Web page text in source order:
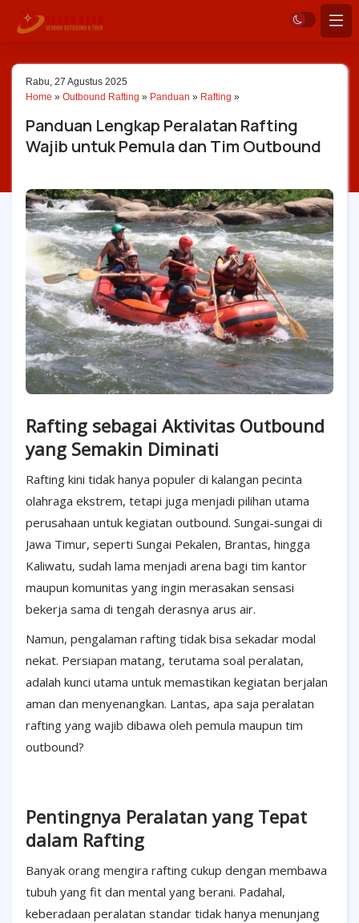
Rabu, 27 Agustus 2025
Home » Outbound Rafting » Panduan » Rafting »
Panduan Lengkap Peralatan Rafting
Wajib untuk Pemula dan Tim Outbound
Rafting sebagai Aktivitas Outbound
yang Semakin Diminati
Rafting kini tidak hanya populer di kalangan pecinta
olahraga ekstrem, tetapi juga menjadi pilihan utama
perusahaan untuk kegiatan outbound. Sungai-sungai di
Jawa Timur, seperti Sungai Pekalen, Brantas, hingga
Kaliwatu, sudah lama menjadi arena bagi tim kantor
maupun komunitas yang ingin merasakan sensasi
bekerja sama di tengah derasnya arus air.
Namun, pengalaman rafting tidak bisa sekadar modal
nekat. Persiapan matang, terutama soal peralatan,
adalah kunci utama untuk memastikan kegiatan berjalan
aman dan menyenangkan. Lantas, apa saja peralatan
rafting yang wajib dibawa oleh pemula maupun tim
outbound?
Pentingnya Peralatan yang Tepat
dalam Rafting
Banyak orang mengira rafting cukup dengan membawa
tubuh yang fit dan mental yang berani. Padahal,
keberadaan peralatan standar tidak hanya menunjang